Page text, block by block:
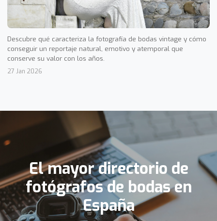
Descubre qué caracteriza la fotografía de bodas vintage y cómo
conseguir un reportaje natural, emotivo y atemporal que
conserve su valor con los años.
27 Jan 2026
El mayor directorio de
fotógrafos de bodas en
España